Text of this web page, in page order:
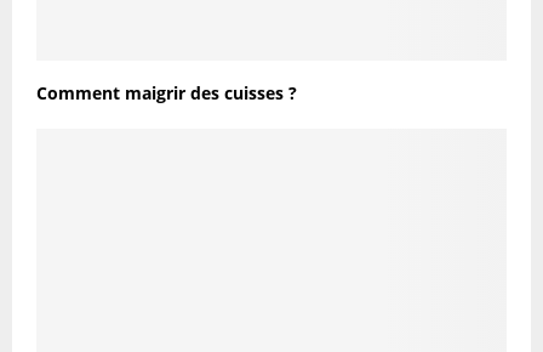
Comment maigrir des cuisses ?